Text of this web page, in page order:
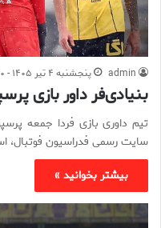
admin پنجشنبه ۴ تیر ۱۴۰۵ - ۲۱:۱۰
بنیادی‌فر داور بازی
تیم داوری بازی فردا جمعه
سایت رسمی فدراسیون فوتبال،
بیشتر بخوانید »